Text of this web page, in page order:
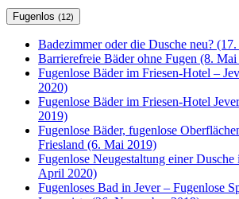
Fugenlos (12)
Badezimmer oder die Dusche neu?
Barrierefreie Bäder ohne Fugen (8.
Fugenlose Bäder im Friesen-Hotel –
2020)
Fugenlose Bäder im Friesen-Hotel
2019)
Fugenlose Bäder, fugenlose
Friesland (6. Mai 2019)
Fugenlose Neugestaltung einer Dusche
April 2020)
Fugenloses Bad in Jever – Fugenlose